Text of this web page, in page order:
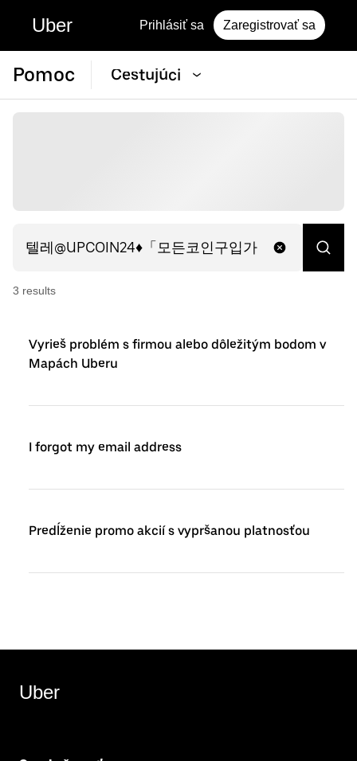
Uber Prihlásiť sa Zaregistrovať sa
Pomoc Cestujúci
3 results
Vyrieš problém s firmou alebo dôležitým bodom v
Mapách Uberu
I forgot my email address
Predĺženie promo akcií s vypršanou platnosťou
Uber